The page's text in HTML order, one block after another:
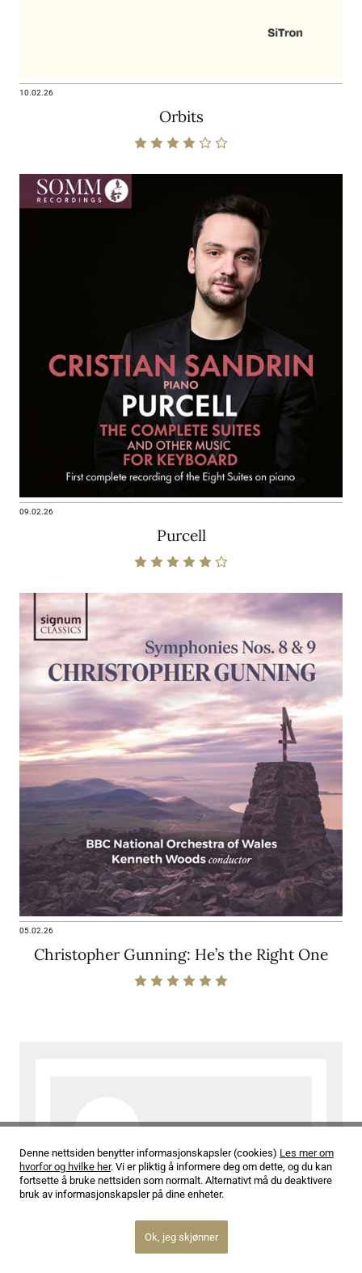
10.02.26
Orbits
09.02.26
Purcell
05.02.26
Christopher Gunning: He’s the Right One
Denne nettsiden benytter informasjonskapsler (cookies) Les mer om
hvorfor og hvilke her. Vi er pliktig å informere deg om dette, og du kan
fortsette å bruke nettsiden som normalt. Alternativt må du deaktivere
bruk av informasjonskapsler på dine enheter.
Ok, jeg skjønner